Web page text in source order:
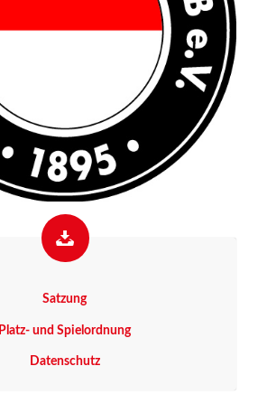
Sat­zung
Platz- und Spielordnung
Daten­schutz